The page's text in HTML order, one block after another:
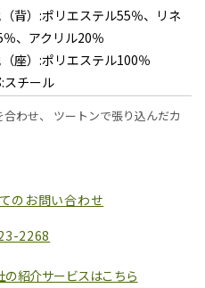
背）:ポリエステル55％、リネ
％、アクリル20％
座）:ポリエステル100％
スチール
わせ、 ツートンで張り込んだカ
のお問い合わせ
2268
の紹介サービスはこちら